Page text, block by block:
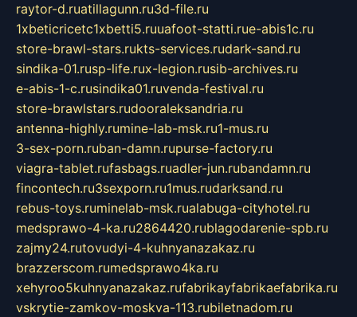
raytor-d.ruatillagunn.ru3d-file.ru
1xbeticricetc1xbetti5.ruuafoot-statti.rue-abis1c.ru
store-brawl-stars.rukts-services.rudark-sand.ru
sindika-01.rusp-life.rux-legion.rusib-archives.ru
e-abis-1-c.rusindika01.ruvenda-festival.ru
store-brawlstars.rudooraleksandria.ru
antenna-highly.rumine-lab-msk.ru1-mus.ru
3-sex-porn.ruban-damn.rupurse-factory.ru
viagra-tablet.rufasbags.ruadler-jun.rubandamn.ru
fincontech.ru3sexporn.ru1mus.rudarksand.ru
rebus-toys.ruminelab-msk.rualabuga-cityhotel.ru
medsprawo-4-ka.ru2864420.rublagodarenie-spb.ru
zajmy24.rutovudyi-4-kuhnyanazakaz.ru
brazzerscom.rumedsprawo4ka.ru
xehyroo5kuhnyanazakaz.rufabrikayfabrikaefabrika.ru
vskrytie-zamkov-moskva-113.rubiletnadom.ru